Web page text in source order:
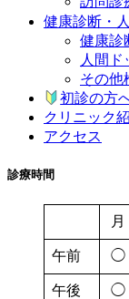
健康診断・
健康診
人間ド
その他
初診の方
クリニック
アクセス
診療時間
月
午前 ◯
午後 ◯